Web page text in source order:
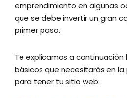
emprendimiento en algunas
que se debe invertir un gran
primer paso.
Te explicamos a continuación
básicos que necesitarás en
para tener tu sitio web: